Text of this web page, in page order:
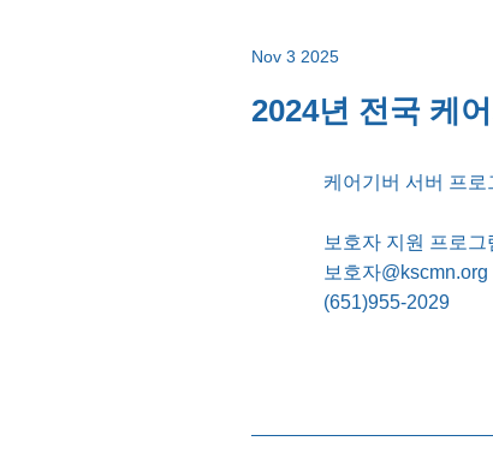
Nov 3 2025
2024년 전국 케
케어기버 서버 프로
보호자 지원 프로그
보호자@kscmn.org
(651)955-2029